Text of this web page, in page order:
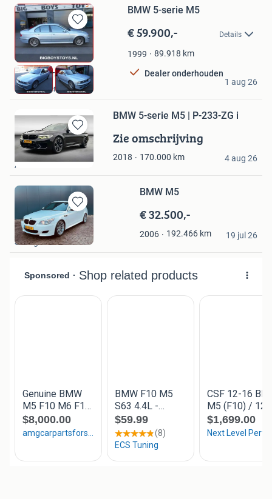
Bewaren
in
Mijn
Favorieten
BMW 5-serie M5
€ 59.900,- Details
1999 89.918 km
Dealer onderhouden
Big Boys Toys B.V.
Hoevelaken
1 aug 26
Bewaren
in
Mijn
BMW 5-serie M5 | P-233-ZG i
Zie omschrijving
2018 170.000 km
Troostwijk Auctions
Amsterdam
4 aug 26
Bewaren
in
Mijn
Favorieten
BMW M5
€ 32.500,-
2006 192.466 km
vincent
Schagen
19 jul 26